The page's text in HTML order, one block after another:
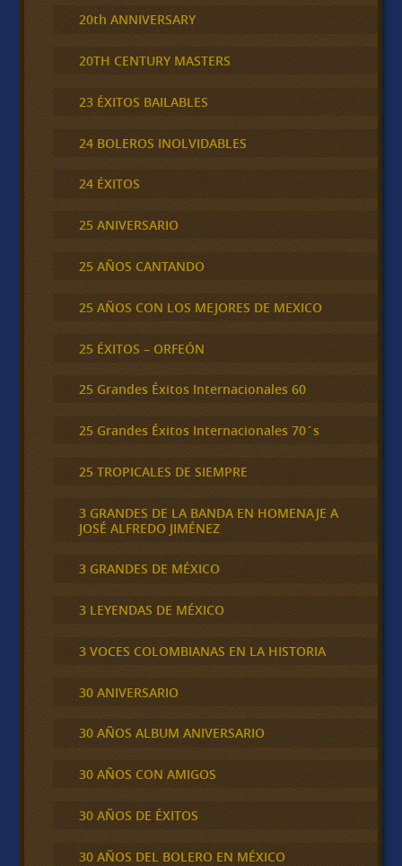
20th ANNIVERSARY
20TH CENTURY MASTERS
23 ÉXITOS BAILABLES
24 BOLEROS INOLVIDABLES
24 ÉXITOS
25 ANIVERSARIO
25 AÑOS CANTANDO
25 AÑOS CON LOS MEJORES DE MEXICO
25 ÉXITOS – ORFEÓN
25 Grandes Éxitos Internacionales 60
25 Grandes Éxitos Internacionales 70´s
25 TROPICALES DE SIEMPRE
3 GRANDES DE LA BANDA EN HOMENAJE A
JOSÉ ALFREDO JIMÉNEZ
3 GRANDES DE MÉXICO
3 LEYENDAS DE MÉXICO
3 VOCES COLOMBIANAS EN LA HISTORIA
30 ANIVERSARIO
30 AÑOS ALBUM ANIVERSARIO
30 AÑOS CON AMIGOS
30 AÑOS DE ÉXITOS
30 AÑOS DEL BOLERO EN MÉXICO